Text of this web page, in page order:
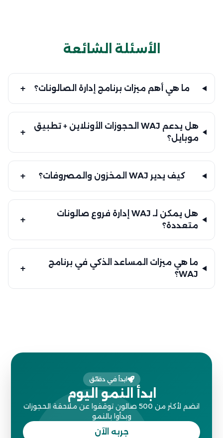
الأسئلة الشائعة
ما هي أهم ميزات برنامج إدارة الصالونات؟ +
هل يدعم WAJ الحجوزات الأونلاين + تطبيق
موبايل؟
+
كيف يدير WAJ المخزون والمصروفات؟ +
هل يمكن لـ WAJ إدارة فروع صالونات
متعددة؟
+
ما هي ميزات المساعد الذكي في برنامج
WAJ؟
+
ابدأ في دقائق
ابدأ النمو اليوم
انضم لأكثر من 500 صالون توقفوا عن ملاحقة الحجوزات
وبدأوا بالنمو
جربه الآن